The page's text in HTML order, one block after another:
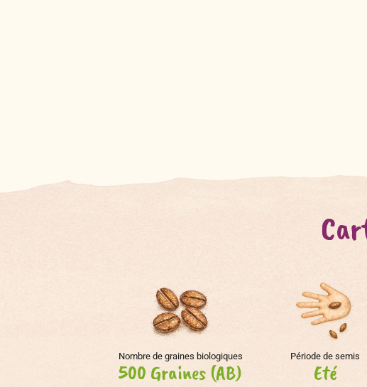
Nombre de graines biologiques
500 Graines (AB)
Période de semis
Eté